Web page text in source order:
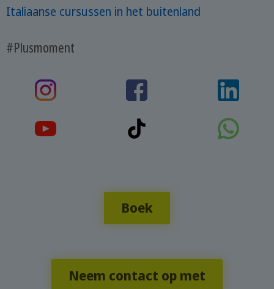
Italiaanse cursussen in het buitenland
#Plusmoment
Boek
Neem contact op met